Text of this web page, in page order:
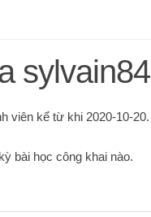
sylvain84
viên kể từ khi 2020-10-20.
bài học công khai nào.